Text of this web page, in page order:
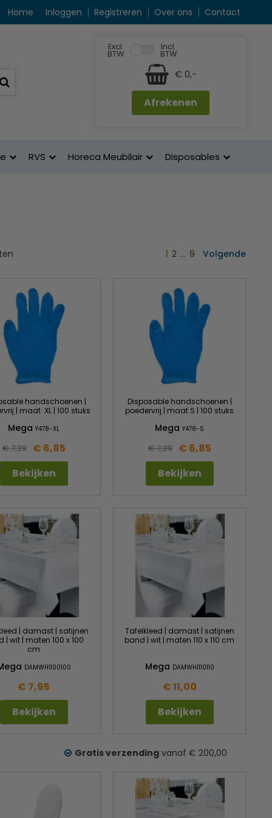
Home Inloggen Registreren Over ons Contact
Excl.
BTW
Incl.
BTW
€ 0,-
Afrekenen
RVS Horeca Meubilair Disposables
1 2 … 9 Volgende
handschoenen |
| maat XL | 100 stuks
MegaY478-XL
€ 7,29 € 6,85
Bekijken
Disposable handschoenen |
poedervrij | maat S | 100 stuks
MegaY478-S
€ 7,29 € 6,85
Bekijken
| damast | satijnen
| wit | maten 100 x 100
cm
DAMWHI100100
€ 7,95
Bekijken
Tafelkleed | damast | satijnen
band | wit | maten 110 x 110 cm
Mega DAMWHI110110
€ 11,00
Bekijken
Gratis verzendingvanaf € 200,00